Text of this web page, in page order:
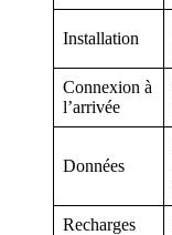
Installation
Connexion à
l’arrivée
Données
Recharges